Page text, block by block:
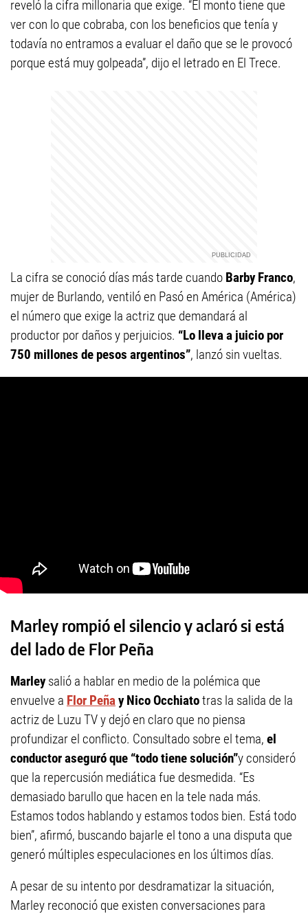
reveló la cifra millonaria que exige. “El monto tiene que
ver con lo que cobraba, con los beneficios que tenía y
todavía no entramos a evaluar el daño que se le provocó
porque está muy golpeada”, dijo el letrado en El Trece.
La cifra se conoció días más tarde cuando Barby Franco,
mujer de Burlando, ventiló en Pasó en América (América)
el número que exige la actriz que demandará al
productor por daños y perjuicios. “Lo lleva a juicio por
750 millones de pesos argentinos”, lanzó sin vueltas.
Marley rompió el silencio y aclaró si está
del lado de Flor Peña
Marleysalió a hablar en medio de la polémica que
envuelve a Flor Peñay Nico Occhiatotras la salida de la
actriz de Luzu TV y dejó en claro que no piensa
profundizar el conflicto. Consultado sobre el tema, el
conductor aseguró que “todo tiene solución”y consideró
que la repercusión mediática fue desmedida. “Es
demasiado barullo que hacen en la tele nada más.
Estamos todos hablando y estamos todos bien. Está todo
bien”, afirmó, buscando bajarle el tono a una disputa que
generó múltiples especulaciones en los últimos días.
A pesar de su intento por desdramatizar la situación,
Marley reconoció que existen conversaciones para